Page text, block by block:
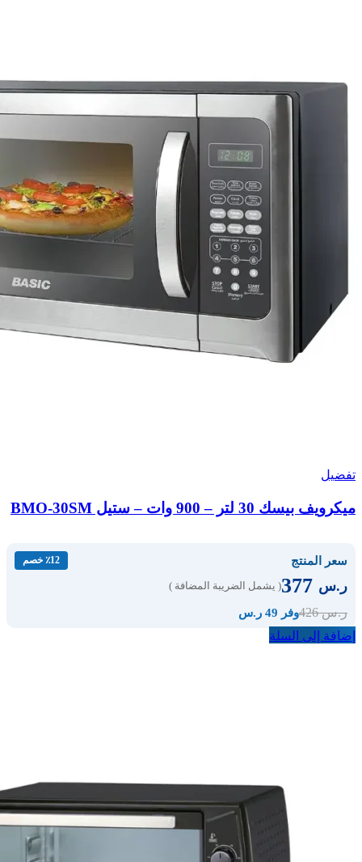
تفضيل
ميكرويف بيسك 30 لتر – 900 وات – ستيل BMO-30SM
سعر المنتج ٪12 خصم
ر.س ( يشمل الضريبة المضافة )
ر.س426 وفر 49 ر.س
إضافة إلى السلة